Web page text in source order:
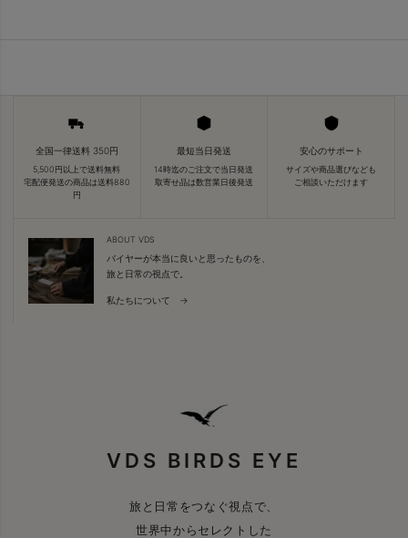
全国一律送料 350円
5,500円以上で送料無料
宅配便発送の商品は送料880
円
最短当日発送
14時迄のご注文で当日発送
取寄せ品は数営業日後発送
安心のサポート
サイズや商品選びなども
ご相談いただけます
ABOUT VDS
バイヤーが本当に良いと思ったものを、
旅と日常の視点で。
私たちについて →
VDS BIRDS EYE
旅と日常をつなぐ視点で、
世界中からセレクトした